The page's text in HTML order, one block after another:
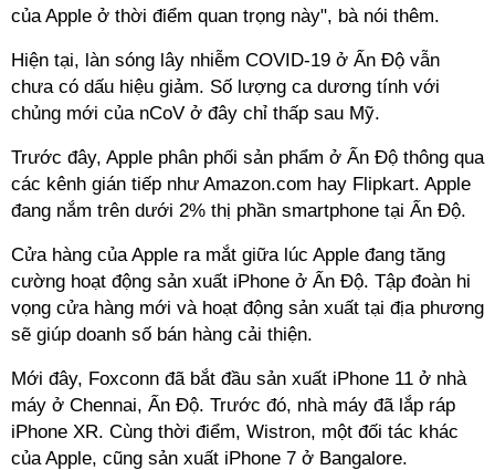
của Apple ở thời điểm quan trọng này", bà nói thêm.
Hiện tại, làn sóng lây nhiễm COVID-19 ở Ấn Độ vẫn
chưa có dấu hiệu giảm. Số lượng ca dương tính với
chủng mới của nCoV ở đây chỉ thấp sau Mỹ.
Trước đây, Apple phân phối sản phẩm ở Ấn Độ thông qua
các kênh gián tiếp như Amazon.com hay Flipkart. Apple
đang nắm trên dưới 2% thị phần smartphone tại Ấn Độ.
Cửa hàng của Apple ra mắt giữa lúc Apple đang tăng
cường hoạt động sản xuất iPhone ở Ấn Độ. Tập đoàn hi
vọng cửa hàng mới và hoạt động sản xuất tại địa phương
sẽ giúp doanh số bán hàng cải thiện.
Mới đây, Foxconn đã bắt đầu sản xuất iPhone 11 ở nhà
máy ở Chennai, Ấn Độ. Trước đó, nhà máy đã lắp ráp
iPhone XR. Cùng thời điểm, Wistron, một đối tác khác
của Apple, cũng sản xuất iPhone 7 ở Bangalore.